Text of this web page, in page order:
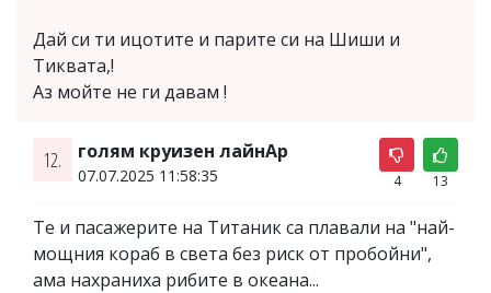
Дай си ти ицотите и парите си на Шиши и
Тиквата,!
Аз мойте не ги давам !
12. голям круизен лайнAр
07.07.2025 11:58:35 4 13
Те и пасажерите на Титаник са плавали на "най-
мощния кораб в света без риск от пробойни",
ама нахраниха рибите в океана...